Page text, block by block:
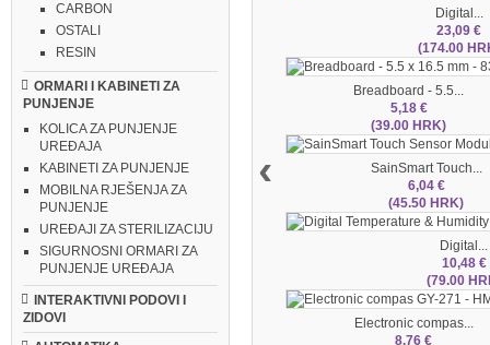
CARBON
OSTALI
RESIN
ORMARI I KABINETI ZA
PUNJENJE
KOLICA ZA PUNJENJE
UREĐAJA
KABINETI ZA PUNJENJE
MOBILNA RJEŠENJA ZA
PUNJENJE
UREĐAJI ZA STERILIZACIJU
SIGURNOSNI ORMARI ZA
PUNJENJE UREĐAJA
INTERAKTIVNI PODOVI I
ZIDOVI
Digital...
23,09 €
(174.00
Breadboard - 5.5...
5,18 €
(39.00 HRK)
SainSmart Touch...
6,04 €
(45.50 HRK)
Digital...
10,48 €
(79.00
Electronic compas...
8,76 €
‹